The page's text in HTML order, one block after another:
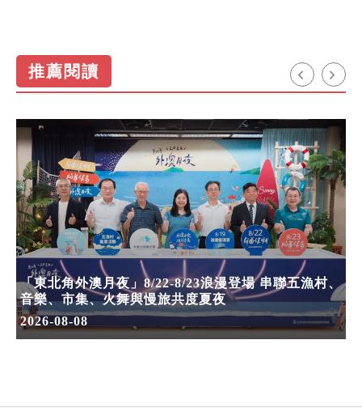
推薦閱讀
「東北角外澳月夜」8/22-8/23浪漫登場 串聯五漁村、
音樂、市集、火舞與慢旅共度夏夜
2026-08-08